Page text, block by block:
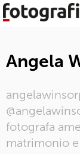
Angela
fotografa
matrimonio